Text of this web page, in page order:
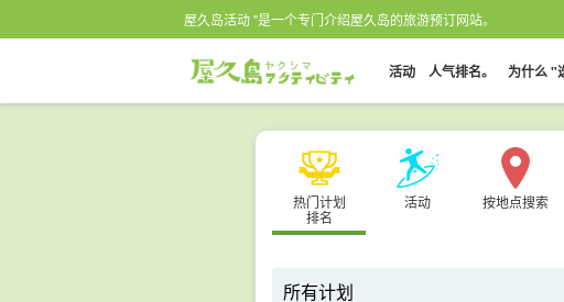
屋久岛活动 "是一个专门介绍屋久岛的旅游预订网站。
活动 人气排名。 为什么 "
热门计划
排名
活动 按地点搜索